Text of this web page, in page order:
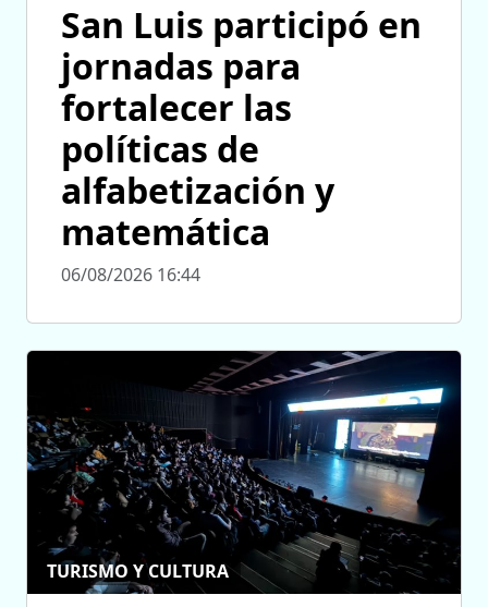
San Luis participó en
jornadas para
fortalecer las
políticas de
alfabetización y
matemática
06/08/2026 16:44
TURISMO Y CULTURA